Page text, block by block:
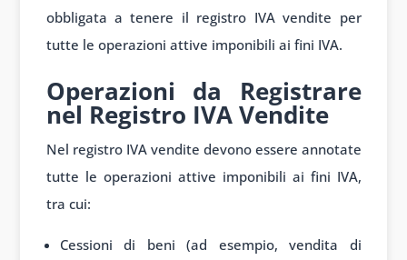
obbligata a tenere il registro IVA vendite per
tutte le operazioni attive imponibili ai fini IVA.
Operazioni da Registrare
nel Registro IVA Vendite
Nel registro IVA vendite devono essere annotate
tutte le operazioni attive imponibili ai fini IVA,
tra cui:
Cessioni di beni (ad esempio, vendita di